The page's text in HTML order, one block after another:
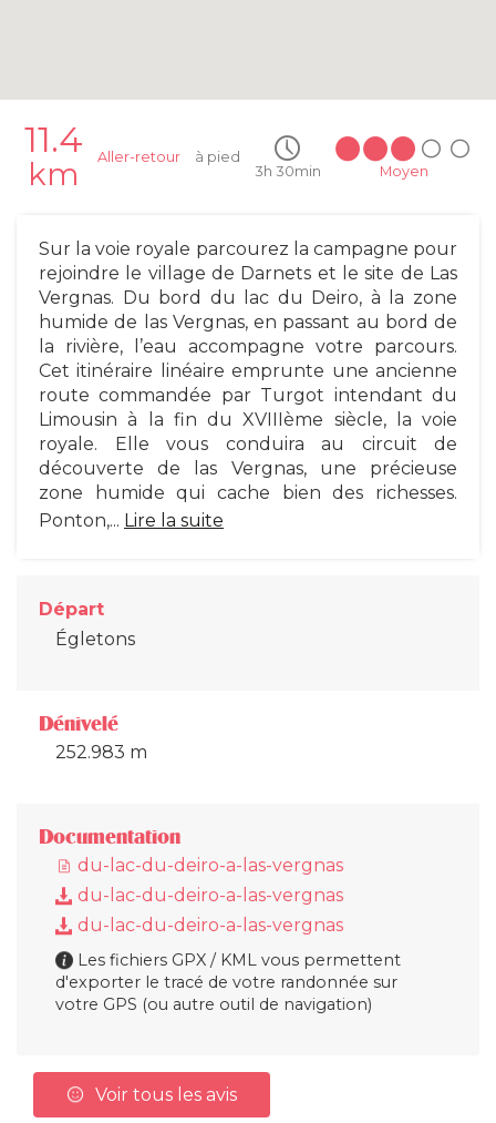
11.4
km Aller-retour
à pied
3h 30min
Moyen
Sur la voie royale parcourez la campagne pour
rejoindre le village de Darnets et le site de Las
Vergnas. Du bord du lac du Deiro, à la zone
humide de las Vergnas, en passant au bord de
la rivière, l’eau accompagne votre parcours.
Cet itinéraire linéaire emprunte une ancienne
route commandée par Turgot intendant du
Limousin à la fin du XVIIIème siècle, la voie
royale. Elle vous conduira au circuit de
découverte de las Vergnas, une précieuse
zone humide qui cache bien des richesses.
Ponton,... Lire la suite
Départ
Égletons
Dénivelé
252.983 m
Documentation
du-lac-du-deiro-a-las-vergnas
du-lac-du-deiro-a-las-vergnas
du-lac-du-deiro-a-las-vergnas
Les fichiers GPX / KML vous permettent
d'exporter le tracé de votre randonnée sur
votre GPS (ou autre outil de navigation)
Voir tous les avis